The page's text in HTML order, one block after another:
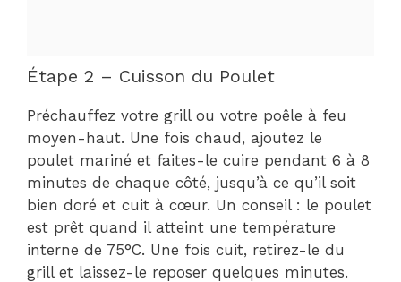
Étape 2 – Cuisson du Poulet
Préchauffez votre grill ou votre poêle à feu
moyen-haut. Une fois chaud, ajoutez le
poulet mariné et faites-le cuire pendant 6 à 8
minutes de chaque côté, jusqu’à ce qu’il soit
bien doré et cuit à cœur. Un conseil : le poulet
est prêt quand il atteint une température
interne de 75°C. Une fois cuit, retirez-le du
grill et laissez-le reposer quelques minutes.